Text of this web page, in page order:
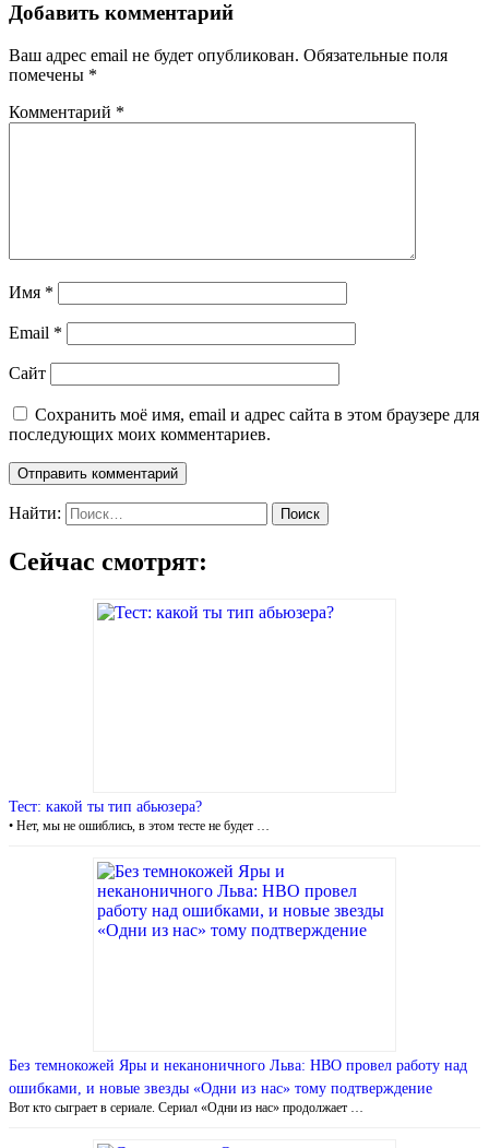
Добавить комментарий
Ваш адрес email не будет опубликован. Обязательные поля
помечены *
Комментарий *
Имя *
Email *
Сайт
Сохранить моё имя, email и адрес сайта в этом браузере для
последующих моих комментариев.
Найти:
Сейчас смотрят:
Тест: какой ты тип абьюзера?
• Нет, мы не ошиблись, в этом тесте не будет …
Без темнокожей Яры и неканоничного Льва: HBO провел работу над
ошибками, и новые звезды «Одни из нас» тому подтверждение
Вот кто сыграет в сериале. Сериал «Одни из нас» продолжает …